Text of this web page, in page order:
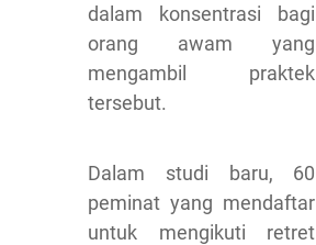
dalam konsentrasi bagi
orang awam yang
mengambil praktek
tersebut.
Dalam studi baru, 60
peminat yang mendaftar
untuk mengikuti retret